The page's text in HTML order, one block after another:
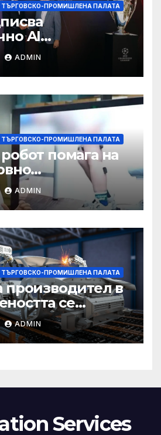
ТЪРГОВСКО-ПРОМИШЛЕНА ПАЛАТА
AI
с Alibaba
ADMIN
ТЪРГОВСКО-ПРОМИШЛЕНА ПАЛАТА
помага на
да се
първи път
ADMIN
ТЪРГОВСКО-ПРОМИШЛЕНА ПАЛАТА
производител в
се
с 0,7% в
и с 0,5% в ЕС
ADMIN
Services